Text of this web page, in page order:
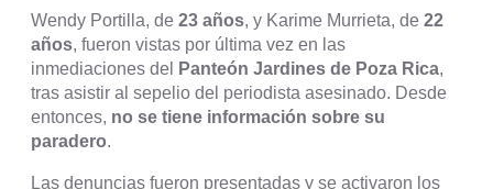
Wendy Portilla, de 23 años , y Karime Murrieta, de 22
años , fueron vistas por última vez en las
inmediaciones del Panteón Jardines de Poza Rica
tras asistir al sepelio del periodista asesinado. Desde
entonces, no se tiene información sobre su
paradero
Las denuncias fueron presentadas y se activaron los